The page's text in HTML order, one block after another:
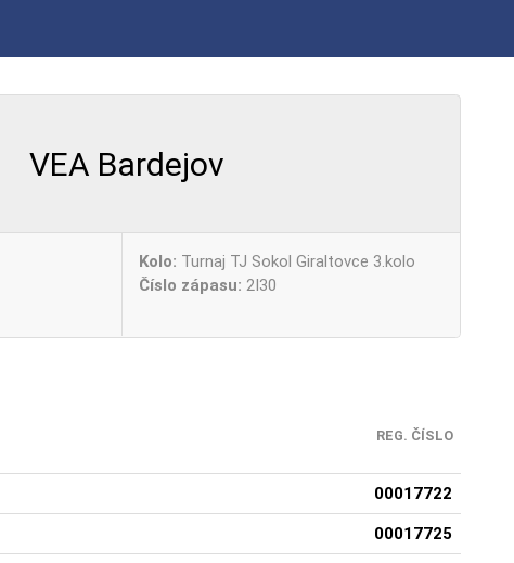
VEA Bardejov
Kolo: Turnaj TJ Sokol Giraltovce 3.kolo
Číslo zápasu: 2I30
REG. ČÍSLO
00017722
00017725